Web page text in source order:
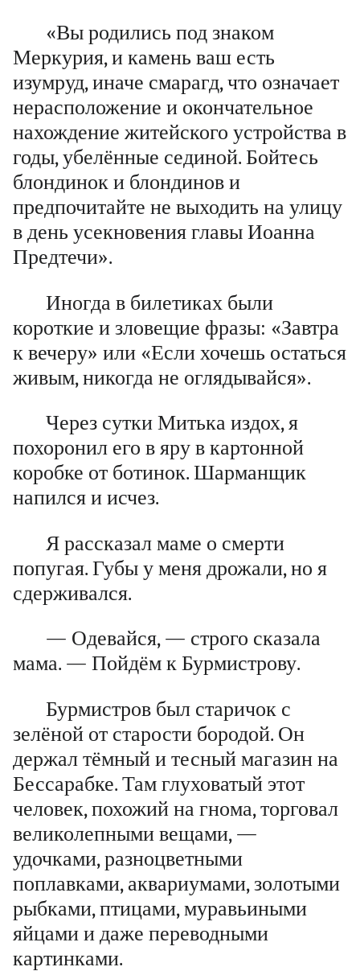
«Вы родились под знаком
Меркурия, и камень ваш есть
изумруд, иначе смарагд, что означает
нерасположение и окончательное
нахождение житейского устройства в
годы, убелённые сединой. Бойтесь
блондинок и блондинов и
предпочитайте не выходить на улицу
в день усекновения главы Иоанна
Предтечи».
Иногда в билетиках были
короткие и зловещие фразы: «Завтра
к вечеру» или «Если хочешь остаться
живым, никогда не оглядывайся».
Через сутки Митька издох, я
похоронил его в яру в картонной
коробке от ботинок. Шарманщик
напился и исчез.
Я рассказал маме о смерти
попугая. Губы у меня дрожали, но я
сдерживался.
— Одевайся, — строго сказала
мама. — Пойдём к Бурмистрову.
Бурмистров был старичок с
зелёной от старости бородой. Он
держал тёмный и тесный магазин на
Бессарабке. Там глуховатый этот
человек, похожий на гнома, торговал
великолепными вещами, —
удочками, разноцветными
поплавками, аквариумами, золотыми
рыбками, птицами, муравьиными
яйцами и даже переводными
картинками.